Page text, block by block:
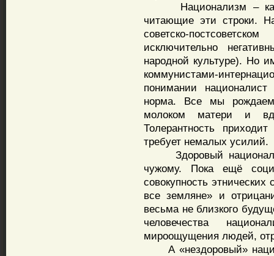
Национализм – как
читающие эти строки.
советско-
исключительно
народной культуре). Но
коммунистами-
понимании
норма. Все мы
молоком матери и
Толерантность
требует немалых усилий.
Здоровый
чужому. Пока ещё
совокупность
все земляне» и
весьма не близкого
человечества
мироощущения людей,
А «нездоровый»